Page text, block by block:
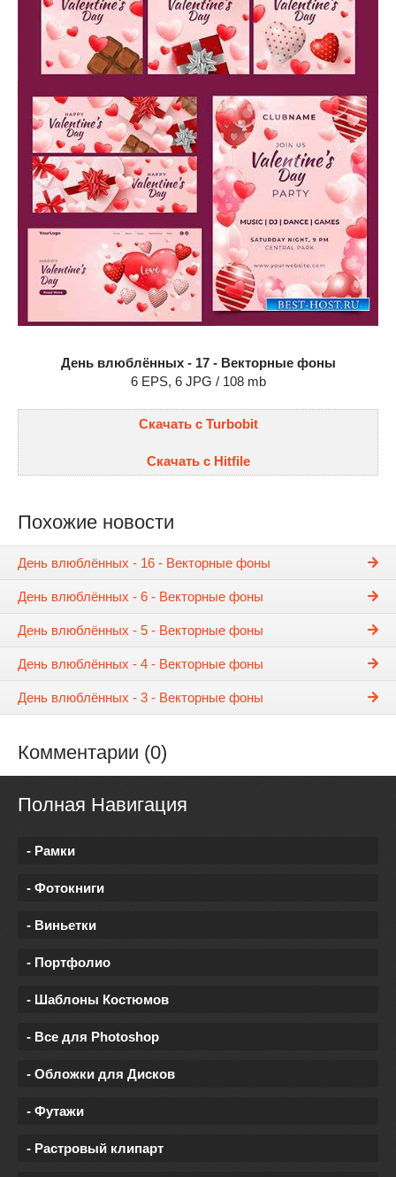
День влюблённых - 17 - Векторные фоны
6 EPS, 6 JPG / 108 mb
Скачать с Turbobit
Скачать с Hitfile
Похожие новости
День влюблённых - 16 - Векторные фоны
День влюблённых - 6 - Векторные фоны
День влюблённых - 5 - Векторные фоны
День влюблённых - 4 - Векторные фоны
День влюблённых - 3 - Векторные фоны
Комментарии (0)
Полная Навигация
- Рамки
- Фотокниги
- Виньетки
- Портфолио
- Шаблоны Костюмов
- Все для Photoshop
- Обложки для Дисков
- Футажи
- Растровый клипарт